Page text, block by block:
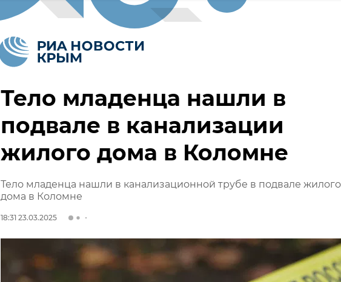
Тело младенца нашли в
подвале в канализации
жилого дома в Коломне
Тело младенца нашли в канализационной трубе в подвале жилого
дома в Коломне
18:31 23.03.2025